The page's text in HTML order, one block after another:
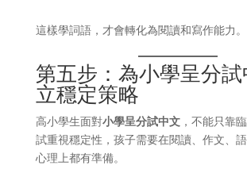
這樣學詞語，才會轉化為閱讀和寫作能力。
第五步：為小學呈分
立穩定策略
高小學生面對小學呈分試中文，不能只靠
試重視穩定性，孩子需要在閱讀、作文、
心理上都有準備。